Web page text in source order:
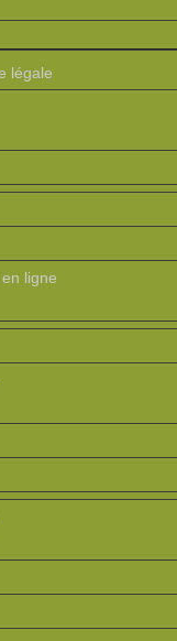
légale
ligne